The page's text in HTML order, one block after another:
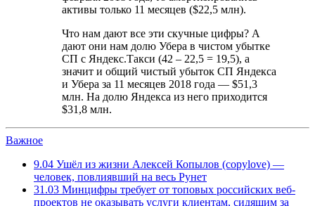
активы только 11 месяцев ($22,5 млн).
Что нам дают все эти скучные цифры? А
дают они нам долю Убера в чистом убытке
СП с Яндекс.Такси (42 – 22,5 = 19,5), а
значит и общий чистый убыток СП Яндекса
и Убера за 11 месяцев 2018 года — $51,3
млн. На долю Яндекса из него приходится
$31,8 млн.
Важное
9.04 Ушёл из жизни Алексей Копылов (copylove) —
человек, повлиявший на весь Рунет
31.03 Минцифры требует от топовых российских веб-
проектов не оказывать услуги клиентам, сидящим за